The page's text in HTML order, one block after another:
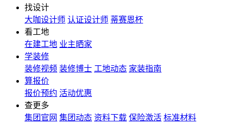
找设计
大咖设计师 认证设计师 蒂赛恩杯
看工地
在建工地 业主晒家
学装修
装修视频 装修博士 工地动态 家装指南
算报价
报价预约 活动优惠
查更多
集团官网 集团动态 资料下载 保险激活 标准材料